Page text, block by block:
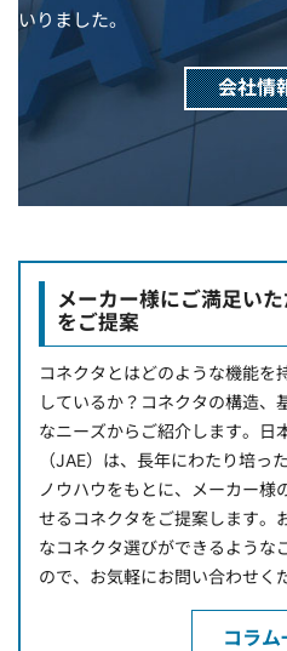
いりました。
会社情
メーカー様にご満足い
をご提案
コネクタとはどのような機能を
しているか？コネクタの構造、
なニーズからご紹介します。日
（JAE）は、長年にわたり培っ
ノウハウをもとに、メーカー様
せるコネクタをご提案します。
なコネクタ選びができるような
ので、お気軽にお問い合わせく
コラム